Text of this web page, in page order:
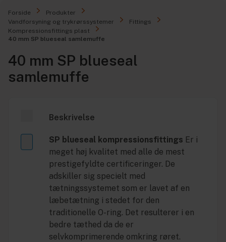
Forside
Produkter
Vandforsyning og trykrørssystemer
Fittings
Kompressionsfittings plast
40 mm SP blueseal samlemuffe
40 mm SP blueseal
samlemuffe
Beskrivelse
SP blueseal kompressionsfittings Er i
meget høj kvalitet med alle de mest
prestigefyldte certificeringer. De
adskiller sig specielt med
tætningssystemet som er lavet af en
læbetætning i stedet for den
traditionelle O-ring. Det resulterer i en
bedre tæthed da de er
selvkomprimerende omkring røret.